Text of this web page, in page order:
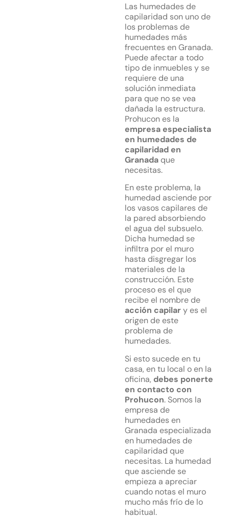
Las humedades de
capilaridad son uno de
los problemas de
humedades más
frecuentes en Granada.
Puede afectar a todo
tipo de inmuebles y se
requiere de una
solución inmediata
para que no se vea
dañada la estructura.
Prohucon es la
empresa especialista
en humedades de
capilaridad en
Granadaque
necesitas.
En este problema, la
humedad asciende por
los vasos capilares de
la pared absorbiendo
el agua del subsuelo.
Dicha humedad se
infiltra por el muro
hasta disgregar los
materiales de la
construcción. Este
proceso es el que
recibe el nombre de
acción capilary es el
origen de este
problema de
humedades.
Si esto sucede en tu
casa, en tu local o en la
oficina, debes ponerte
en contacto con
Prohucon. Somos la
empresa de
humedades en
Granada especializada
en humedades de
capilaridad que
necesitas. La humedad
que asciende se
empieza a apreciar
cuando notas el muro
mucho más frío de lo
habitual.